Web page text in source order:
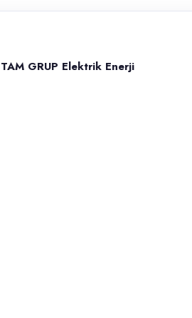
Enerji İlaçlama ekibine
TAM GRUP Elektrik Enerji